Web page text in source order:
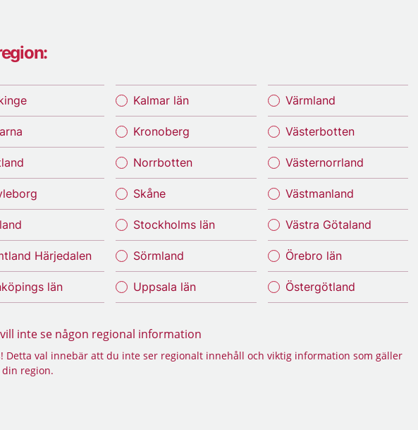
Härjedalen
län
Kalmar län
Kronoberg
Norrbotten
Skåne
Stockholms län
Sörmland
Uppsala län
Värmland
Västerbotten
Västernorrland
Västmanland
Västra Götaland
Örebro län
Östergötland
vill inte se någon regional information
Detta val innebär att du inte ser regionalt innehåll och viktig information som gäller
region.